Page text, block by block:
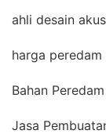
ahli desain
harga peredam
Bahan
Jasa